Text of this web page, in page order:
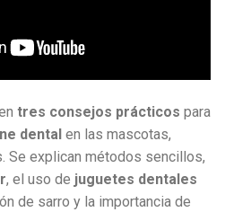
tres consejos prácticos para
dental en las mascotas,
Se explican métodos sencillos,
, el uso de juguetes dentales
de sarro y la importancia de